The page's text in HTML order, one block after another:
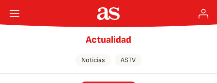
Actualidad
Noticias ASTV